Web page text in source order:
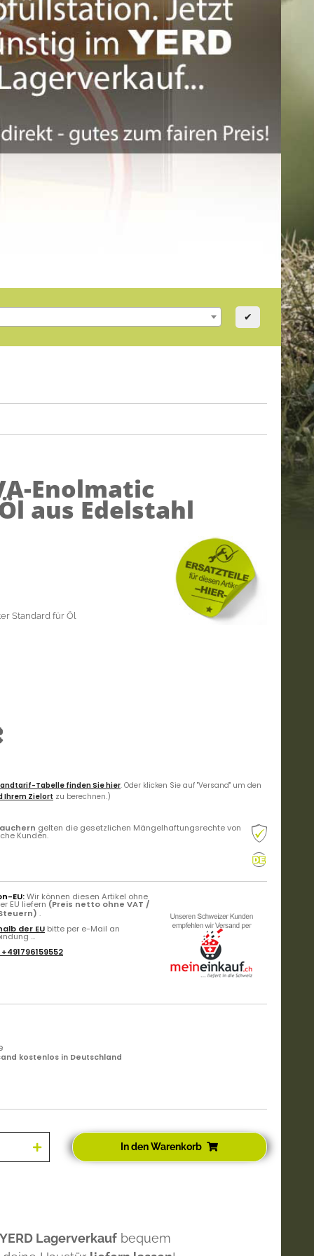
✔
Enolmatic
aus Edelstahl
Standard für Öl
Tabelle finden Sie hier. Oder klicken Sie auf "Versand" um den
Ihrem Zielort zu berechnen.)
gelten die gesetzlichen Mängelhaftungsrechte von
Kunden.
EU:Wir können diesen Artikel ohne
EU liefern (Preis netto ohne VAT /
.
der EU bitte per e-Mail an
...
+491796159552
kostenlos in Deutschland
In den Warenkorb
Lagerverkauf bequem